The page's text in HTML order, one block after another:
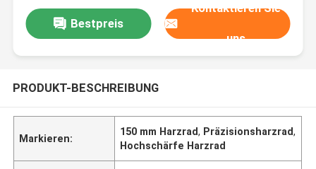
Bestpreis
Kontaktieren Sie
uns
PRODUKT-BESCHREIBUNG
Markieren:
150 mm Harzrad, Präzisionsharzrad,
Hochschärfe Harzrad